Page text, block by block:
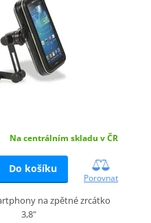
Na centrálním skladu v ČR
Do košíku
Porovnat
na zpětné zrcátko
3,8"